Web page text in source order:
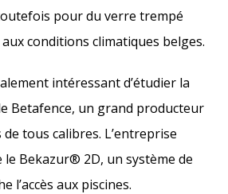
pour du verre trempé
conditions climatiques belges.
intéressant d’étudier la
Betafence, un grand producteur
tous calibres. L’entreprise
Bekazur® 2D, un système de
l’accès aux piscines.